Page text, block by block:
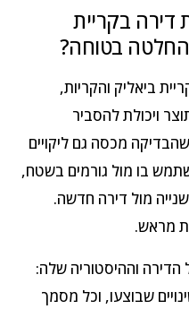
דירה בקריית
החלטה בטוחה?
ביאליק והקריות,
ויכולת להסביר
מכסה גם ליקויים
בו מול גורמים בשטח,
מול דירה חדשה.
מראש.
וההיסטוריה שלה:
שבוצעו, וכל מסמך